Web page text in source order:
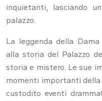
inquietanti, lasciando
palazzo.
La leggenda della
alla storia del Palazzo
storia e mistero. Le sue
momenti importanti
custodito eventi